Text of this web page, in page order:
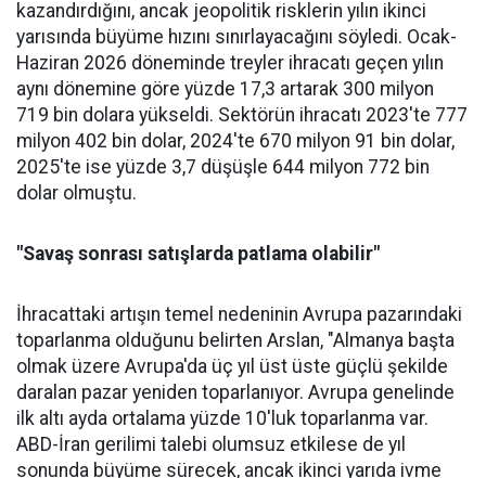
kazandır­dığını, ancak jeopolitik riskle­rin yılın ikinci
yarısında büyüme hızını sınırlayacağını söyledi. Ocak-
Haziran 2026 döneminde treyler ihracatı geçen yılın
aynı dönemine göre yüzde 17,3 artarak 300 milyon
719 bin dolara yüksel­di. Sektörün ihracatı 2023'te 777
milyon 402 bin dolar, 2024'te 670 milyon 91 bin dolar,
2025'te ise yüzde 3,7 düşüşle 644 milyon 772 bin
dolar olmuştu.
"Savaş sonrası satışlarda patlama olabilir"
İhracattaki artışın temel nede­ninin Avrupa pazarındaki
topar­lanma olduğunu belirten Arslan, "Almanya başta
olmak üzere Av­rupa'da üç yıl üst üste güçlü şe­kilde
daralan pazar yeniden to­parlanıyor. Avrupa genelinde
ilk altı ayda ortalama yüzde 10'luk toparlanma var.
ABD-İran geri­limi talebi olumsuz etkilese de yıl
sonunda büyüme sürecek, ancak ikinci yarıda ivme